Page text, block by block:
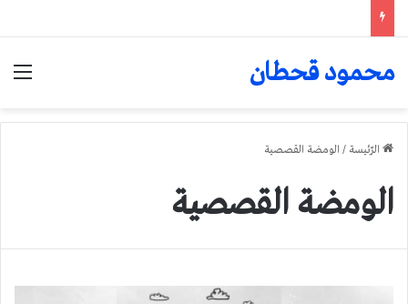
محمود قحطان
الرّئيسة / الومضة القصصية
الومضة القصصية